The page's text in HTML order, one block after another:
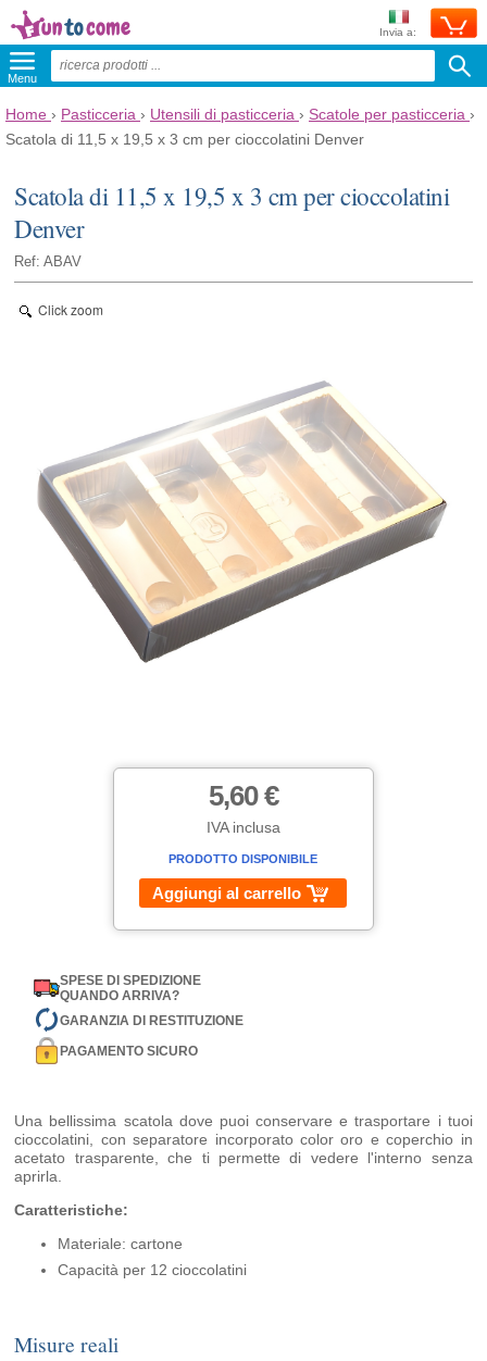
Invia a:
Menu
Home › Pasticceria › Utensili di pasticceria › Scatole per pasticceria ›
Scatola di 11,5 x 19,5 x 3 cm per cioccolatini Denver
Scatola di 11,5 x 19,5 x 3 cm per cioccolatini
Denver
Ref: ABAV
Click zoom
5,60 €
IVA inclusa
PRODOTTO DISPONIBILE
Aggiungi al carrello
SPESE DI SPEDIZIONE
QUANDO ARRIVA?
GARANZIA DI RESTITUZIONE
PAGAMENTO SICURO
Una bellissima scatola dove puoi conservare e trasportare i tuoi
cioccolatini, con separatore incorporato color oro e coperchio in
acetato trasparente, che ti permette di vedere l'interno senza
aprirla.
Caratteristiche:
Materiale: cartone
Capacità per 12 cioccolatini
Misure reali